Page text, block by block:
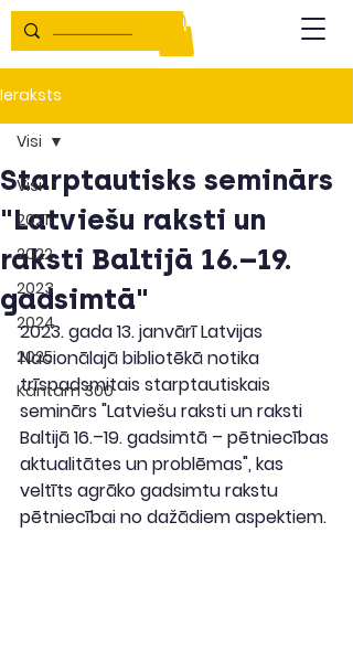
Ieraksts
Visi
2021
2022
2023
2024
2025
Kantam 300
Visi
Starptautisks seminārs
"Latviešu raksti un
raksti Baltijā 16.–19.
gadsimtā"
2023. gada 13. janvārī Latvijas
Nacionālajā bibliotēkā notika
trīspadsmitais starptautiskais
seminārs "Latviešu raksti un raksti
Baltijā 16.–19. gadsimtā – pētniecības
aktualitātes un problēmas", kas
veltīts agrāko gadsimtu rakstu
pētniecībai no dažādiem aspektiem.